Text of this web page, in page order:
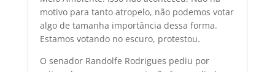
motivo para tanto atropelo, não podemos votar
algo de tamanha importância dessa forma.
Estamos votando no escuro, protestou.
O senador Randolfe Rodrigues pediu por